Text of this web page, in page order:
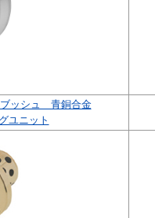
ブッシュ 青銅合金
ユニット